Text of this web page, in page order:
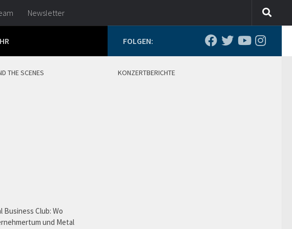
Newsletter
FOLGEN:
KONZERTBERICHTE
THE SCENES
Business Club: Wo
und Metal